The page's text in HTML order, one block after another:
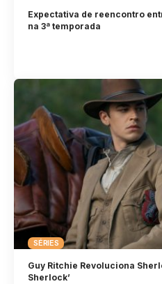
Expectativa de reencontro
na 3ª temporada
SÉRIES
Guy Ritchie Revoluciona
Sherlock’